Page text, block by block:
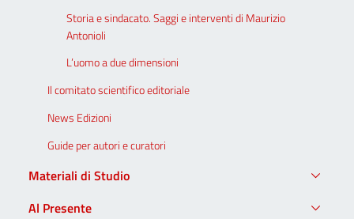
Storia e sindacato. Saggi e interventi di Maurizio
Antonioli
L’uomo a due dimensioni
Il comitato scientifico editoriale
News Edizioni
Guide per autori e curatori
Materiali di Studio
Al Presente